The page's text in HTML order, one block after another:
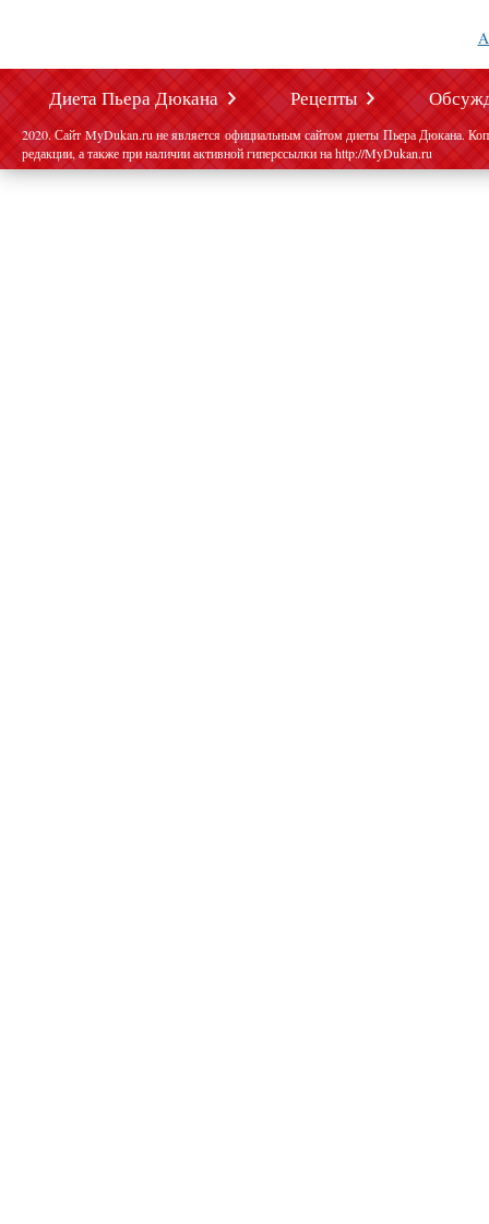
Диета Пьера Дюкана Рецепты
2020. Сайт MyDukan.ru не является официальным сайтом диеты Пьера Дюкана.
редакции, а также при наличии активной гиперссылки на http://MyDukan.ru